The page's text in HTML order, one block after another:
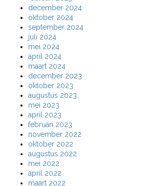
december 2024
oktober 2024
september 2024
juli 2024
mei 2024
april 2024
maart 2024
december 2023
oktober 2023
augustus 2023
mei 2023
april 2023
februari 2023
november 2022
oktober 2022
augustus 2022
mei 2022
april 2022
maart 2022